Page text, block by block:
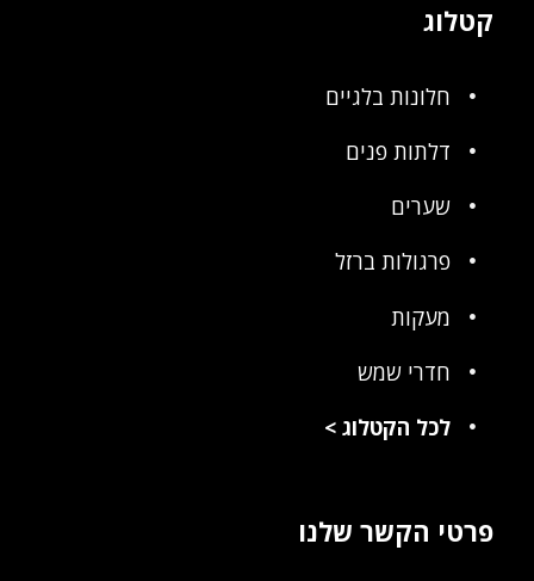
קטלוג
חלונות בלגיים
דלתות פנים
שערים
פרגולות ברזל
מעקות
חדרי שמש
לכל הקטלוג>
פרטי הקשר שלנו